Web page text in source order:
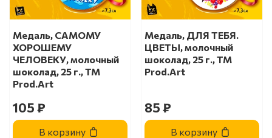
Медаль, САМОМУ
ХОРОШЕМУ
ЧЕЛОВЕКУ, молочный
шоколад, 25 г., TM
Prod.Art
105 ₽
В корзину
Медаль, ДЛЯ ТЕБЯ.
ЦВЕТЫ, молочный
шоколад, 25 г., TM
Prod.Art
85 ₽
В корзину